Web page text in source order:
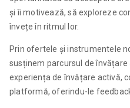
și îi motivează, să exploreze
învețe în ritmul lor.
Prin ofertele și instrumentele
susținem parcursul de
experiența de învățare activă,
platformă, oferindu-le